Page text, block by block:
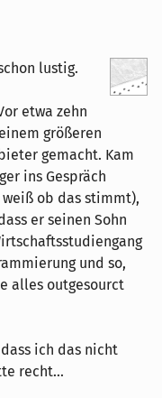
lustig.
etwa zehn
größeren
gemacht. Kam
ins Gespräch
ob das stimmt),
er seinen Sohn
und so,
alles outgesourct
ich das nicht
recht...